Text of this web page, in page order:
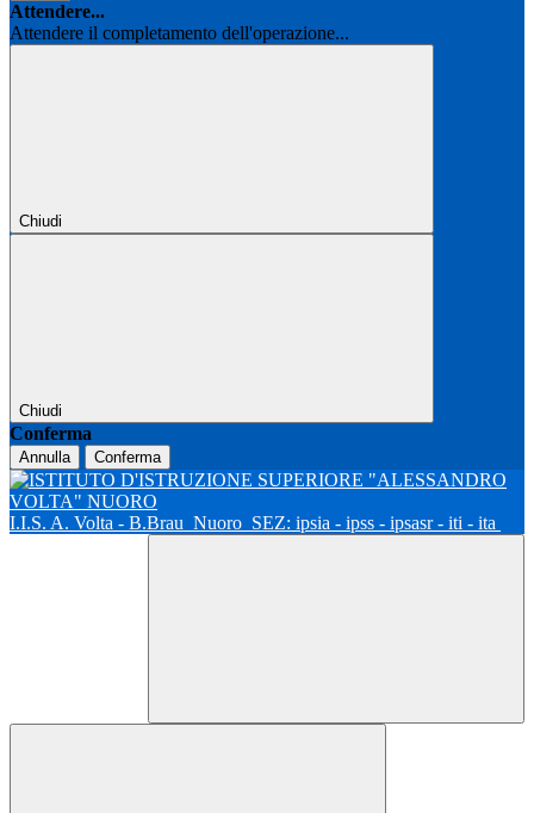
Attendere...
Attendere il completamento dell'operazione...
Chiudi
Chiudi
Conferma
Annulla Conferma
I.I.S. A. Volta - B.Brau Nuoro SEZ: ipsia - ipss - ipsasr - iti - ita